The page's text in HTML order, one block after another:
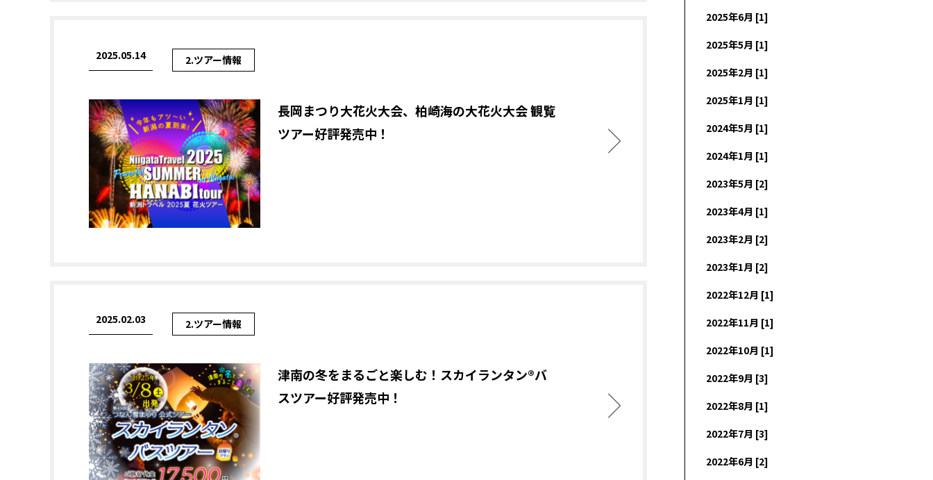
2025.05.14 2.ツアー情報
長岡まつり大花火大会、柏崎海の大花火大会 観覧
ツアー好評発売中！
2025.02.03 2.ツアー情報
津南の冬をまるごと楽しむ！スカイランタン®バ
スツアー好評発売中！
2025年6月 [1]
2025年5月 [1]
2025年2月 [1]
2025年1月 [1]
2024年5月 [1]
2024年1月 [1]
2023年5月 [2]
2023年4月 [1]
2023年2月 [2]
2023年1月 [2]
2022年12月 [1]
2022年11月 [1]
2022年10月 [1]
2022年9月 [3]
2022年8月 [1]
2022年7月 [3]
2022年6月 [2]